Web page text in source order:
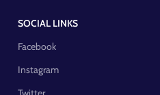
SOCIAL LINKS
Facebook
Instagram